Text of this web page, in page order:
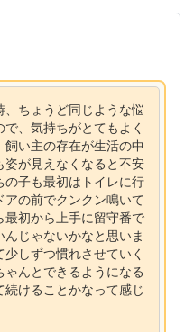
ちょうど同じような悩
、気持ちがとてもよく
い主の存在が生活の中
が見えなくなると不安
子も最初はトイレに行
の前でクンクン鳴いて
初から上手に留守番で
じゃないかなと思いま
しずつ慣れさせていく
んとできるようになる
けることかなって感じ